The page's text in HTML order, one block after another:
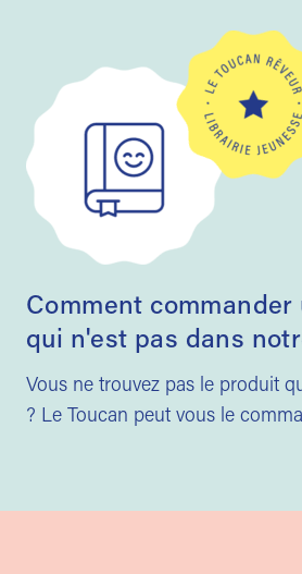
Comment
qui n'est pas dans
Vous ne trouvez pas le produit
? Le Toucan peut vous le